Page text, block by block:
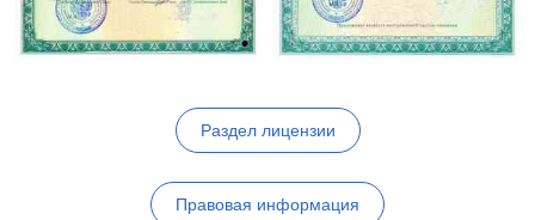
Раздел лицензии
Правовая информация